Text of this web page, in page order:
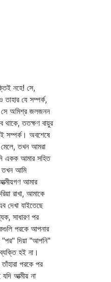
নহে! সে,
তাহার যে সম্পর্ক,
সে অমিশ্র জলজনন
থাকে, ততক্ষণ বায়ুর
সম্পর্ক। অবশেষে
মেলে, তখন আমরা
একক আমার সহিত
তখন আমি
আমার
রাখা, আমাকে
দেখা যাইতেছে
সাধারণ পর
পরকে আপনার
"পর" দিয়া "আপনি"
হই না।
পরকে পর
আত্মীয় না